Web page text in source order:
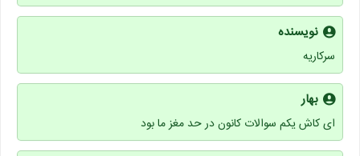
نویسنده
سرکاریه
بهار
ای کاش یکم سوالات کانون در حد مغز ما بود